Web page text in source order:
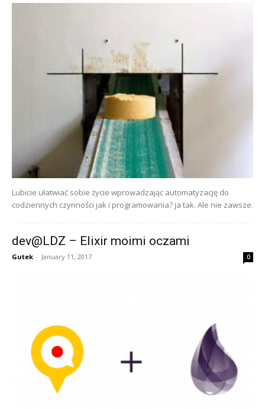
Lubicie ułatwiać sobie życie wprowadzając automatyzację do
codziennych czynności jak i programowania? ja tak. Ale nie zawsze.
dev@LDZ – Elixir moimi oczami
Gutek - January 11, 2017 0